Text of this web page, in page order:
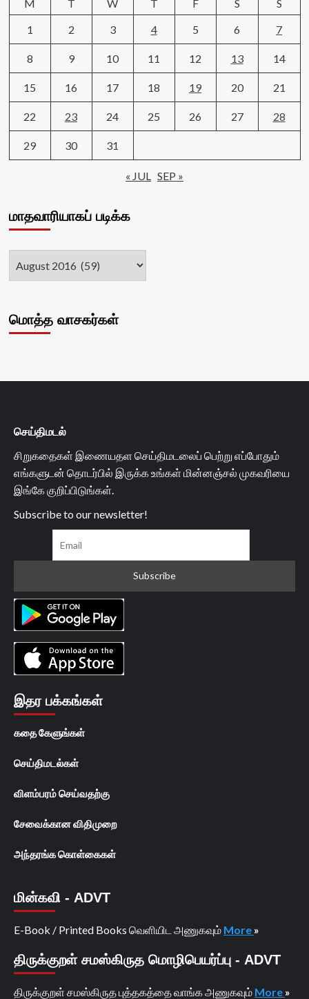
M
T W T F S
S
1
2 3 4 5 6 7
8 9 10 11 12 13 14
15 16 17 18 19 20 21
22 23 24 25 26 27 28
29 30 31
« JUL SEP »
மாதவாரியாகப் படிக்க
மொத்த வாசகர்கள்
செய்திமடல்
சிறுகதைகள் இணையதள செய்திமடலைப் பெற்று எப்போதும்
எங்களுடன் தொடர்பில் இருக்க உங்கள் மின்னஞ்சல் முகவரியை
இங்கே குறிப்பிடுங்கள்.
Subscribe to our newsletter!
இதர பக்கங்கள்
கதை கேளுங்கள்
செய்திமடல்கள்
விளம்பரம் செய்வதற்கு
சேவைக்கான விதிமுறை
அந்தரங்க கொள்கைகள்
மின்கவி - ADVT
E-Book / Printed Books வெளியிட அணுகவும் More »
திருக்குறள் சமஸ்கிருத மொழிபெயர்ப்பு - ADVT
திருக்குறள் சமஸ்கிருத புத்தகத்தை வாங்க அணுகவும் More »